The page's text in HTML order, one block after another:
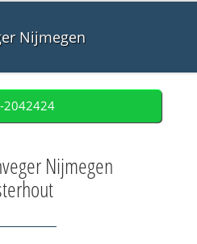
Nijmegen
2042424
Nijmegen